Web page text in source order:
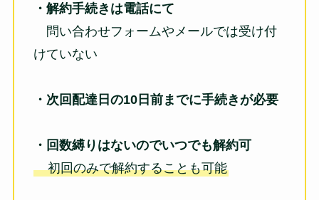
・解約手続きは電話にて
問い合わせフォームやメールでは受け付
けていない
・次回配達日の10日前までに手続きが必要
・回数縛りはないのでいつでも解約可
初回のみで解約することも可能